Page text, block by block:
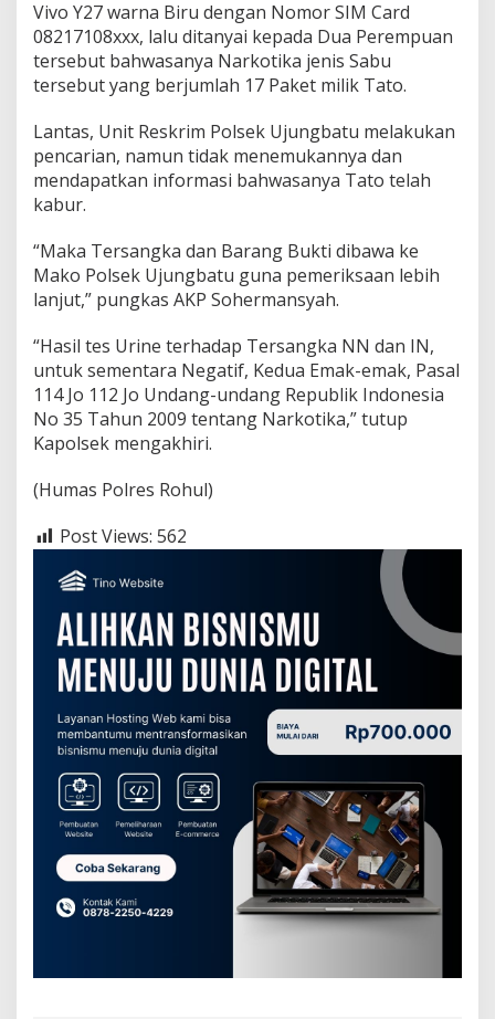
Vivo Y27 warna Biru dengan Nomor SIM Card
08217108xxx, lalu ditanyai kepada Dua Perempuan
tersebut bahwasanya Narkotika jenis Sabu
tersebut yang berjumlah 17 Paket milik Tato.
Lantas, Unit Reskrim Polsek Ujungbatu melakukan
pencarian, namun tidak menemukannya dan
mendapatkan informasi bahwasanya Tato telah
kabur.
“Maka Tersangka dan Barang Bukti dibawa ke
Mako Polsek Ujungbatu guna pemeriksaan lebih
lanjut,” pungkas AKP Sohermansyah.
“Hasil tes Urine terhadap Tersangka NN dan IN,
untuk sementara Negatif, Kedua Emak-emak, Pasal
114 Jo 112 Jo Undang-undang Republik Indonesia
No 35 Tahun 2009 tentang Narkotika,” tutup
Kapolsek mengakhiri.
(Humas Polres Rohul)
Post Views: 562